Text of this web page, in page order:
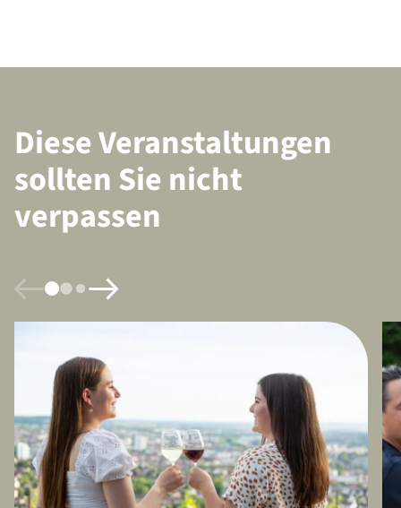
Diese Veranstaltungen
sollten Sie nicht
verpassen